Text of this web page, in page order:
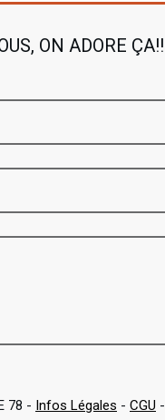
ON ADORE ÇA!!
78 - Infos Légales - CGU -